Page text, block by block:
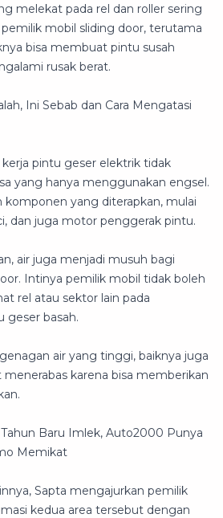
melekat pada rel dan roller sering
mobil sliding door, terutama
bisa membuat pintu susah
rusak berat.
Ini Sebab dan Cara Mengatasi
pintu geser elektrik tidak
yang hanya menggunakan engsel.
komponen yang diterapkan, mulai
dan juga motor penggerak pintu.
air juga menjadi musuh bagi
Intinya pemilik mobil tidak boleh
rel atau sektor lain pada
geser basah.
air yang tinggi, baiknya juga
menerabas karena bisa memberikan
Baru Imlek, Auto2000 Punya
Memikat
Sapta mengajurkan pemilik
kedua area tersebut dengan